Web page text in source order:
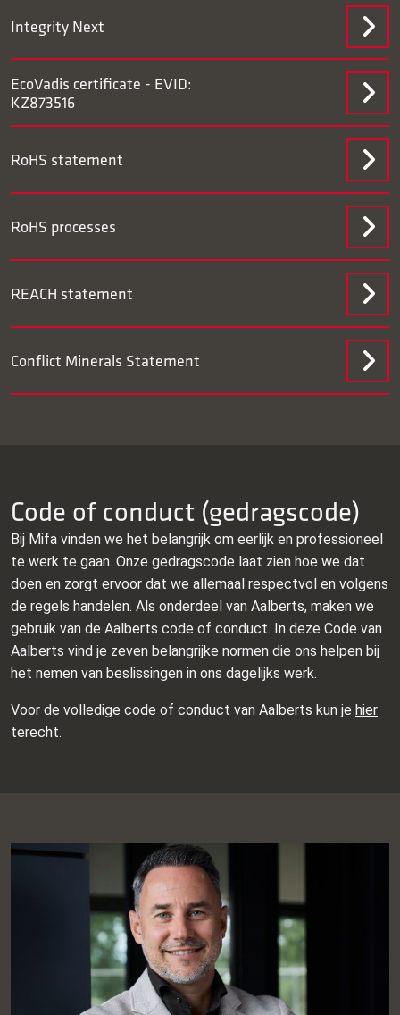
Integrity Next
EcoVadis certificate - EVID:
KZ873516
RoHS statement
RoHS processes
REACH statement
Conflict Minerals Statement
Code of conduct (gedragscode)
Bij Mifa vinden we het belangrijk om eerlijk en professioneel
te werk te gaan. Onze gedragscode laat zien hoe we dat
doen en zorgt ervoor dat we allemaal respectvol en volgens
de regels handelen. Als onderdeel van Aalberts, maken we
gebruik van de Aalberts code of conduct. In deze Code van
Aalberts vind je zeven belangrijke normen die ons helpen bij
het nemen van beslissingen in ons dagelijks werk.
Voor de volledige code of conduct van Aalberts kun je hier
terecht.